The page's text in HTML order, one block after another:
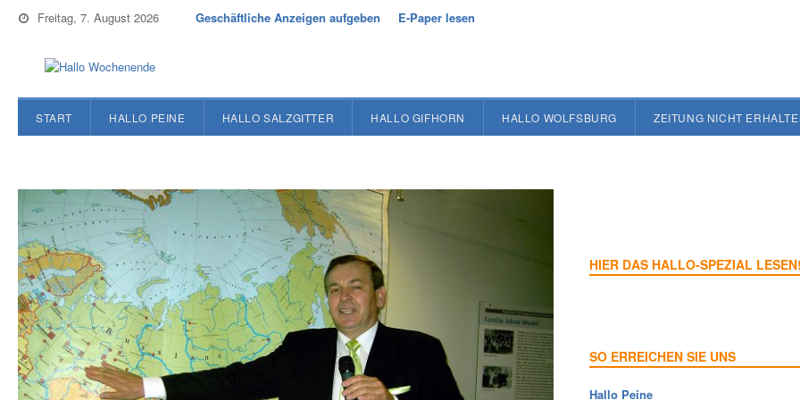
Freitag, 7. August 2026 Geschäftliche Anzeigen aufgeben E-Paper lesen
START HALLO PEINE HALLO SALZGITTER HALLO GIFHORN HALLO WOLFSBURG ZEITUNG NICHT
HIER DAS HALLO-SPEZIAL LESEN!
SO ERREICHEN SIE UNS
Hallo Peine